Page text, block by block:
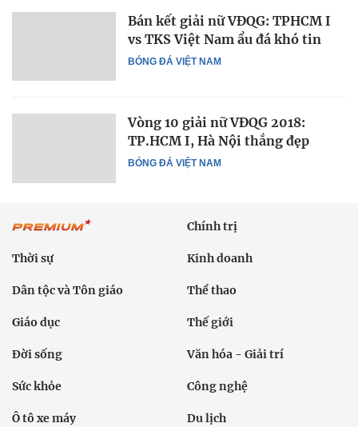
BÓNG ĐÁ VIỆT NAM
Bán kết giải nữ VĐQG: TPHCM I
vs TKS Việt Nam ẩu đá khó tin
BÓNG ĐÁ VIỆT NAM
Vòng 10 giải nữ VĐQG 2018:
TP.HCM I, Hà Nội thắng đẹp
Chính trị
Thời sự Kinh doanh
Dân tộc và Tôn giáo Thể thao
Giáo dục Thế giới
Đời sống Văn hóa - Giải trí
Sức khỏe Công nghệ
Ô tô xe máy Du lịch